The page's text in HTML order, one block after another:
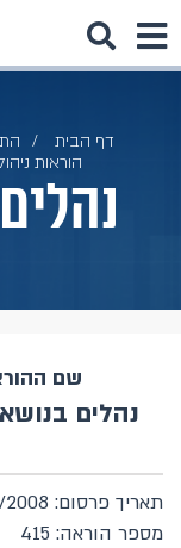
דף הבית
הוראות
שם
נהלים
תאריך פרסום: 01/02/2008
מספר הוראה: 415